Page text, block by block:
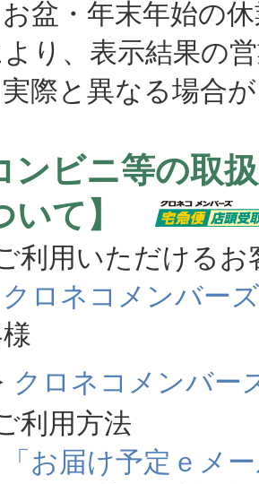
盆・年末年始の
より、表示結果の
と異なる場合が
ンビニ等の取
いて】
利用いただけるお
クロネコメンバーズ
クロネコメンバー
利用方法
「お届け予定ｅメ